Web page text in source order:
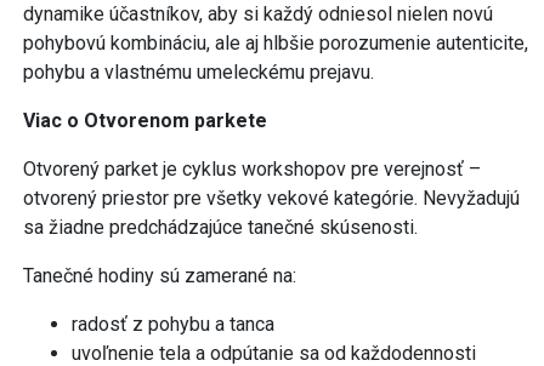
dynamike účastníkov, aby si každý odniesol nielen novú
pohybovú kombináciu, ale aj hlbšie porozumenie autenticite,
pohybu a vlastnému umeleckému prejavu.
Viac o Otvorenom parkete
Otvorený parket je cyklus workshopov pre verejnosť –
otvorený priestor pre všetky vekové kategórie. Nevyžadujú
sa žiadne predchádzajúce tanečné skúsenosti.
Tanečné hodiny sú zamerané na:
radosť z pohybu a tanca
uvoľnenie tela a odpútanie sa od každodennosti